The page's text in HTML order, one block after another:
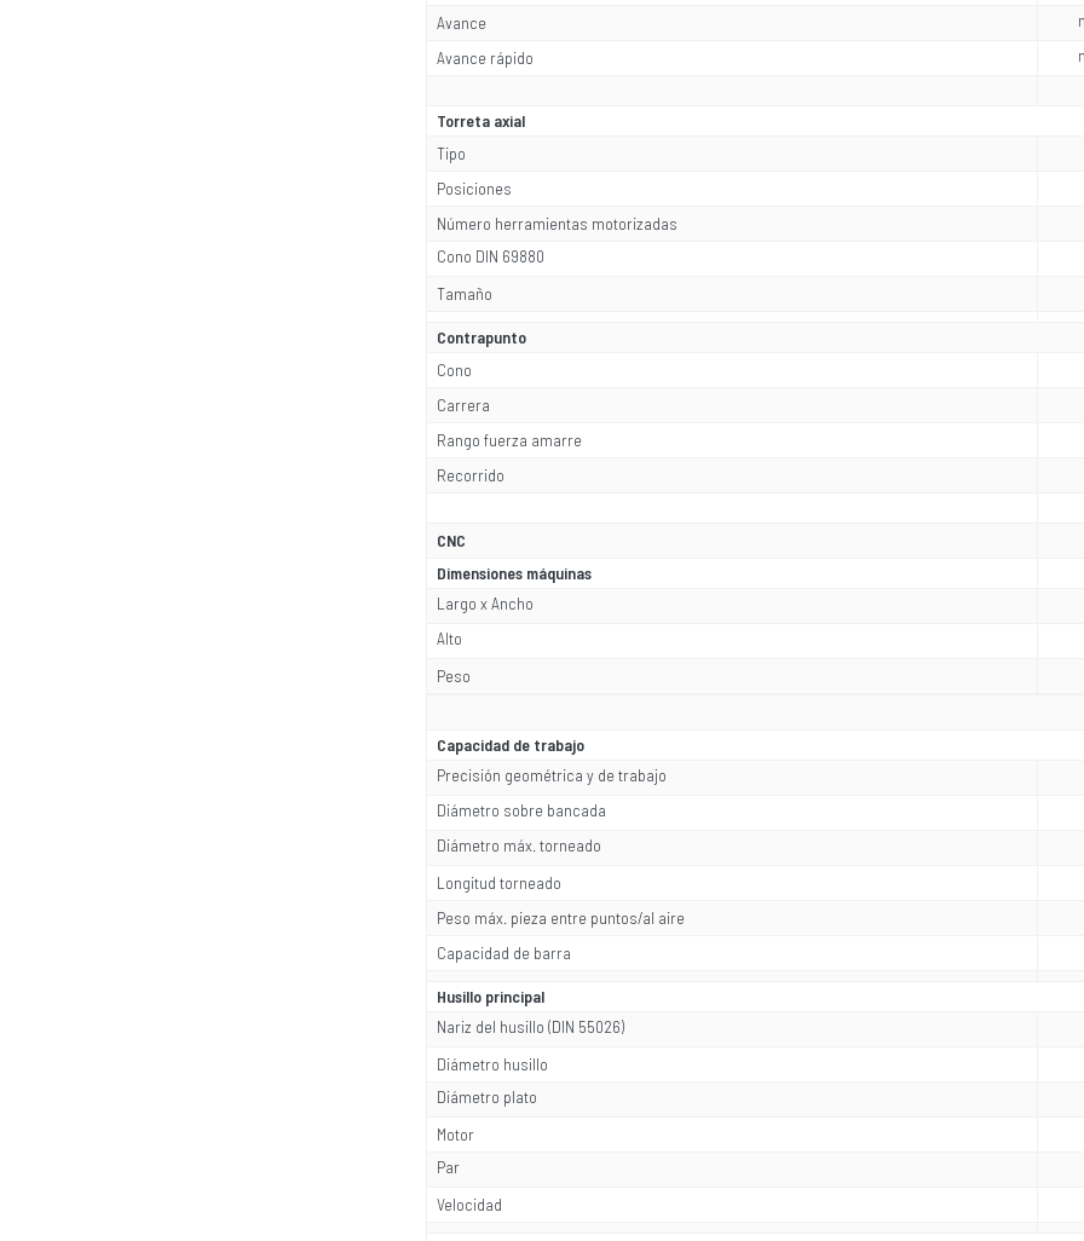
Avance
Avance rápido
Torreta axial
Tipo
Posiciones
Número herramientas motorizadas
Cono DIN 69880
Tamaño
Contrapunto
Cono
Carrera
Rango fuerza amarre
Recorrido
CNC
Dimensiones máquinas
Largo x Ancho
Alto
Peso
Capacidad de trabajo
Precisión geométrica y de trabajo
Diámetro sobre bancada
Diámetro máx. torneado
Longitud torneado
Peso máx. pieza entre puntos/al aire
Capacidad de barra
Husillo principal
Nariz del husillo (DIN 55026)
Diámetro husillo
Diámetro plato
Motor
Par
Velocidad